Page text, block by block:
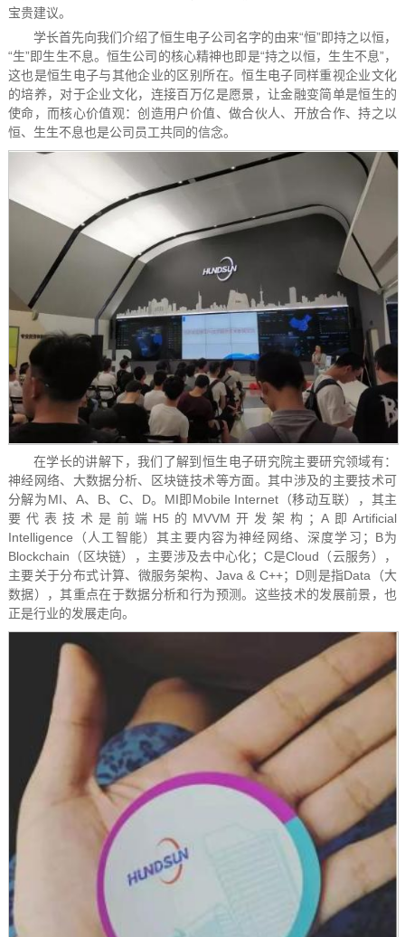
宝贵建议。
学长首先向我们介绍了恒生电子公司名字的由来“恒”即持之以恒，
“生”即生生不息。恒生公司的核心精神也即是“持之以恒，生生不息”，
这也是恒生电子与其他企业的区别所在。恒生电子同样重视企业文化
的培养，对于企业文化，连接百万亿是愿景，让金融变简单是恒生的
使命，而核心价值观：创造用户价值、做合伙人、开放合作、持之以
恒、生生不息也是公司员工共同的信念。
在学长的讲解下，我们了解到恒生电子研究院主要研究领域有：
神经网络、大数据分析、区块链技术等方面。其中涉及的主要技术可
分解为MI、A、B、C、D。MI即Mobile Internet（移动互联），其主
要代表技术是前端H5的MVVM开发架构；A即Artificial
Intelligence（人工智能）其主要内容为神经网络、深度学习；B为
Blockchain（区块链），主要涉及去中心化；C是Cloud（云服务），
主要关于分布式计算、微服务架构、Java & C++；D则是指Data（大
数据），其重点在于数据分析和行为预测。这些技术的发展前景，也
正是行业的发展走向。